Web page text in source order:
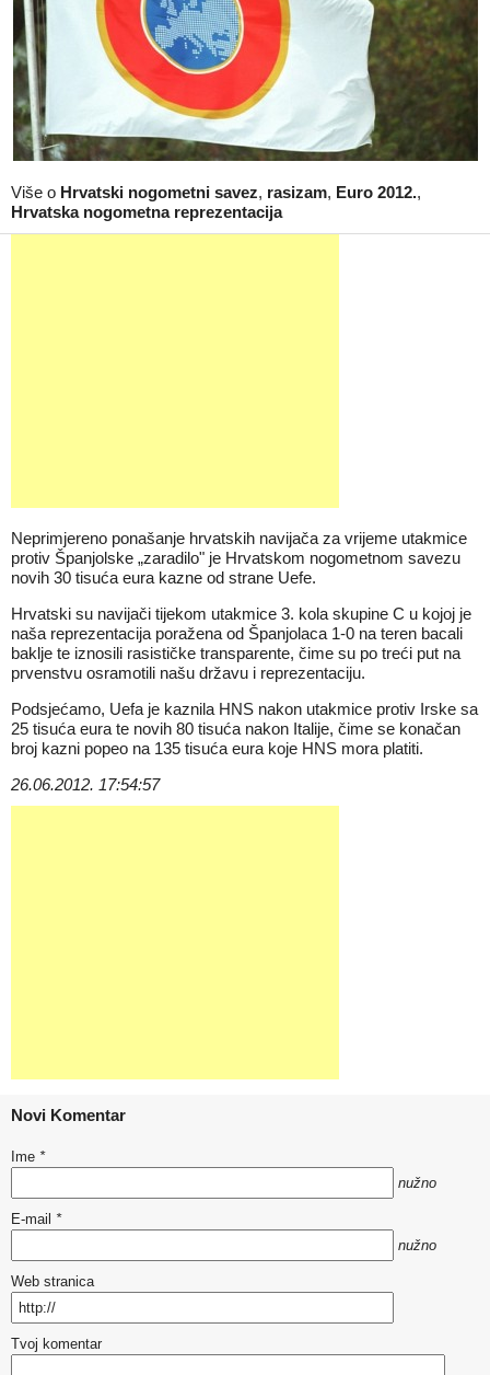
Više o Hrvatski nogometni savez, rasizam, Euro 2012.,
Hrvatska nogometna reprezentacija
Neprimjereno ponašanje hrvatskih navijača za vrijeme utakmice
protiv Španjolske „zaradilo" je Hrvatskom nogometnom savezu
novih 30 tisuća eura kazne od strane Uefe.
Hrvatski su navijači tijekom utakmice 3. kola skupine C u kojoj je
naša reprezentacija poražena od Španjolaca 1-0 na teren bacali
baklje te iznosili rasističke transparente, čime su po treći put na
prvenstvu osramotili našu državu i reprezentaciju.
Podsjećamo, Uefa je kaznila HNS nakon utakmice protiv Irske sa
25 tisuća eura te novih 80 tisuća nakon Italije, čime se konačan
broj kazni popeo na 135 tisuća eura koje HNS mora platiti.
26.06.2012. 17:54:57
Novi Komentar
Ime *
nužno
E-mail *
nužno
Web stranica
Tvoj komentar